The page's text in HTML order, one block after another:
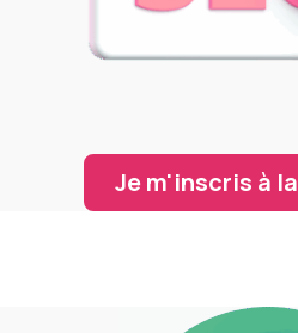
Je m'inscris à